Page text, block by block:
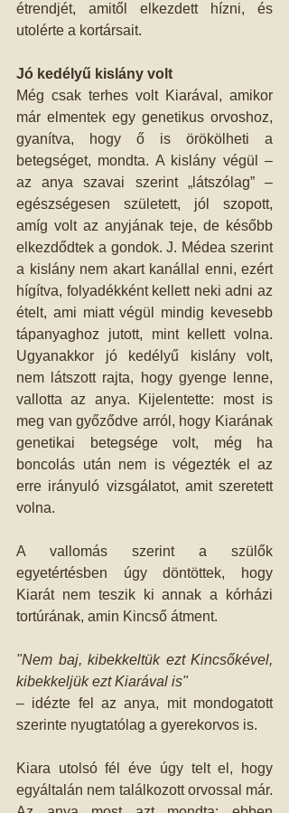
étrendjét, amitől elkezdett hízni, és
utolérte a kortársait.
Jó kedélyű kislány volt
Még csak terhes volt Kiarával, amikor
már elmentek egy genetikus orvoshoz,
gyanítva, hogy ő is örökölheti a
betegséget, mondta. A kislány végül –
az anya szavai szerint „látszólag” –
egészségesen született, jól szopott,
amíg volt az anyjának teje, de később
elkezdődtek a gondok. J. Médea szerint
a kislány nem akart kanállal enni, ezért
hígítva, folyadékként kellett neki adni az
ételt, ami miatt végül mindig kevesebb
tápanyaghoz jutott, mint kellett volna.
Ugyanakkor jó kedélyű kislány volt,
nem látszott rajta, hogy gyenge lenne,
vallotta az anya. Kijelentette: most is
meg van győződve arról, hogy Kiarának
genetikai betegsége volt, még ha
boncolás után nem is végezték el az
erre irányuló vizsgálatot, amit szeretett
volna.
A vallomás szerint a szülők
egyetértésben úgy döntöttek, hogy
Kiarát nem teszik ki annak a kórházi
tortúrának, amin Kincső átment.
"Nem baj, kibekkeltük ezt Kincsőkével,
kibekkeljük ezt Kiarával is"
– idézte fel az anya, mit mondogatott
szerinte nyugtatólag a gyerekorvos is.
Kiara utolsó fél éve úgy telt el, hogy
egyáltalán nem találkozott orvossal már.